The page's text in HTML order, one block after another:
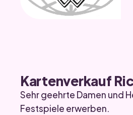
Kartenverkauf
Sehr geehrte Damen und
Festspiele erwerben.